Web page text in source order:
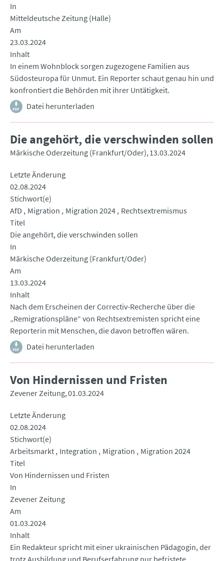
In
Mitteldeutsche Zeitung (Halle)
Am
23.03.2024
Inhalt
In einem Wohnblock sorgen zugezogene Familien aus
Südosteuropa für Unmut. Ein Reporter schaut genau hin und
konfrontiert die Behörden mit ihrer Untätigkeit.
Datei herunterladen
Die angehört, die verschwinden sollen
Märkische Oderzeitung (Frankfurt/Oder) 13.03.2024
Letzte Änderung
02.08.2024
Stichwort(e)
AfD
Migration Migration 2024 Rechtsextremismus
Titel
Die angehört, die verschwinden sollen
In
Märkische Oderzeitung (Frankfurt/Oder)
Am
13.03.2024
Inhalt
Nach dem Erscheinen der Correctiv-Recherche über die
„Remigrationspläne“ von Rechtsextremisten spricht eine
Reporterin mit Menschen, die davon betroffen wären.
Datei herunterladen
Von Hindernissen und Fristen
Zevener Zeitung 01.03.2024
Letzte Änderung
02.08.2024
Stichwort(e)
Arbeitsmarkt Integration Migration
Migration 2024
Titel
Von Hindernissen und Fristen
In
Zevener Zeitung
Am
01.03.2024
Inhalt
Ein Redakteur spricht mit einer ukrainischen Pädagogin, der